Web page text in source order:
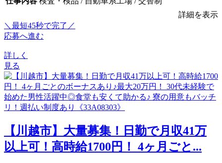
詳細を表示
＼最短45秒で完了／
応募へ進む
詳しく
見る
【川越市】大量募集！日勤で月収41万
以上可！高時給1700円！ 4ヶ月ごと...